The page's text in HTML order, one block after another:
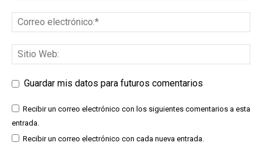
Guardar mis datos para futuros comentarios
Recibir un correo electrónico con los siguientes comentarios a esta
entrada.
Recibir un correo electrónico con cada nueva entrada.